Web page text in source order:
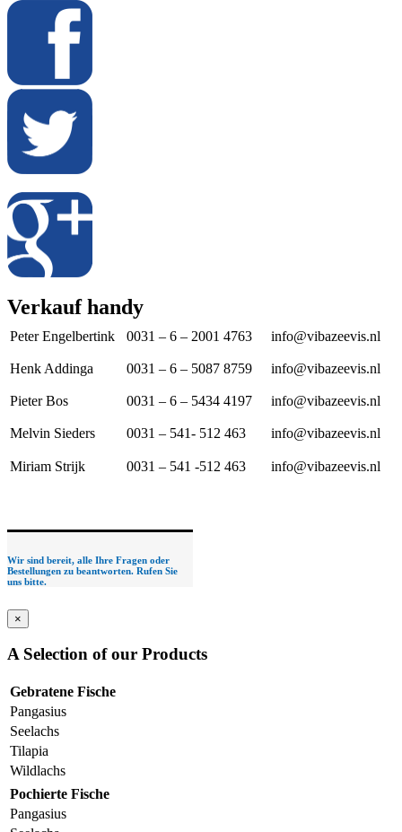
Verkauf handy
Peter Engelbertink 0031 – 6 – 2001 4763 info@vibazeevis.nl
Henk Addinga 0031 – 6 – 5087 8759 info@vibazeevis.nl
Pieter Bos 0031 – 6 – 5434 4197 info@vibazeevis.nl
Melvin Sieders 0031 – 541- 512 463 info@vibazeevis.nl
Miriam Strijk 0031 – 541 -512 463 info@vibazeevis.nl
Wir sind bereit, alle Ihre Fragen oder
Bestellungen zu beantworten. Rufen Sie
uns bitte.
×
A Selection of our Products
Gebratene Fische
Pangasius
Seelachs
Tilapia
Wildlachs
Pochierte Fische
Pangasius